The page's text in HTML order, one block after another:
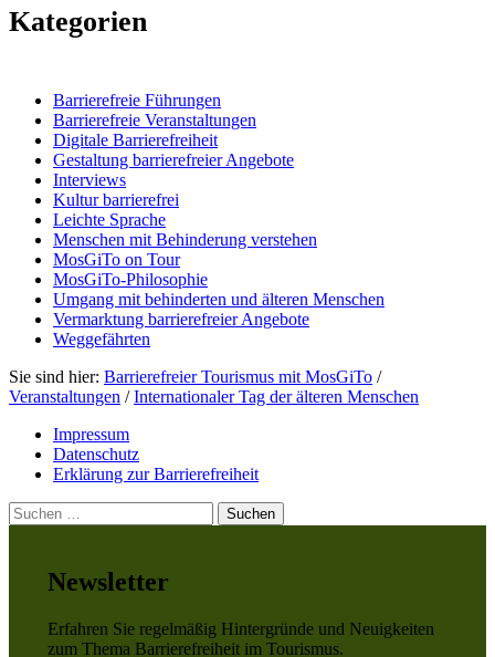
Kategorien
Barrierefreie Führungen
Barrierefreie Veranstaltungen
Digitale Barrierefreiheit
Gestaltung barrierefreier Angebote
Interviews
Kultur barrierefrei
Leichte Sprache
Menschen mit Behinderung verstehen
MosGiTo on Tour
MosGiTo-Philosophie
Umgang mit behinderten und älteren Menschen
Vermarktung barrierefreier Angebote
Weggefährten
Sie sind hier: Barrierefreier Tourismus mit MosGiTo /
Veranstaltungen /Internationaler Tag der älteren Menschen
Impressum
Datenschutz
Erklärung zur Barrierefreiheit
Suchen
nach:
Newsletter
Erfahren Sie regelmäßig Hintergründe und Neuigkeiten
zum Thema Barrierefreiheit im Tourismus.